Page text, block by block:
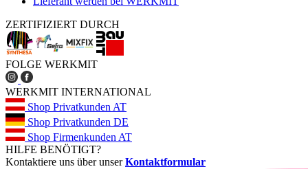
ZERTIFIZIERT DURCH
FOLGE WERKMIT
WERKMIT INTERNATIONAL
Shop Privatkunden AT
Shop Privatkunden DE
Shop Firmenkunden AT
HILFE BENÖTIGT?
Kontaktiere uns über unserKontaktformular